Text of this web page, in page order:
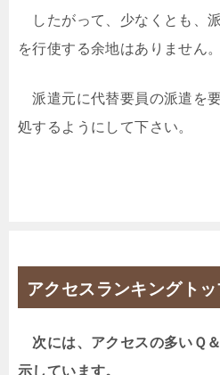
したがって、少なくとも、
を行使する余地はありません。
派遣元に代替要員の派遣を
処するようにして下さい。
アクセスランキングト
次には、アクセスの多いＱ
示しています。